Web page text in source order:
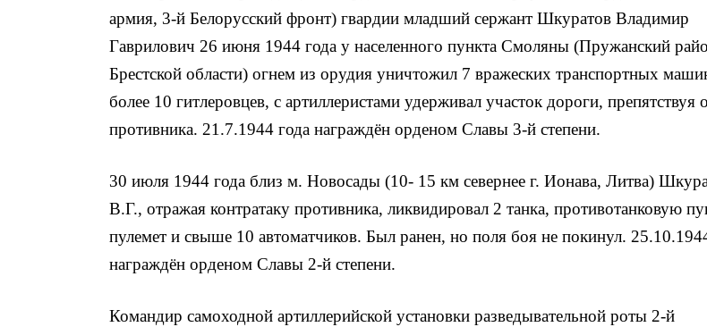
армия, 3-й Белорусский фронт) гвардии младший сержант Шкуратов Владимир
Гаврилович 26 июня 1944 года у населенного пункта Смоляны (Пружанский
Брестской области) огнем из орудия уничтожил 7 вражеских транспортных
более 10 гитлеровцев, с артиллеристами удер­живал участок дороги, препятствуя
противника. 21.7.1944 года награждён орденом Славы 3-й степени.
30 июля 1944 года близ м. Новосады (10- 15 км севернее г. Ионава, Литва)
В.Г., отражая контратаку противника, ликвиди­ровал 2 танка, противотанковую
пулемет и свыше 10 автоматчиков. Был ранен, но поля боя не покинул.
награждён орденом Славы 2-й степени.
Командир самоходной артиллерийской установки разведывательной роты 2-й